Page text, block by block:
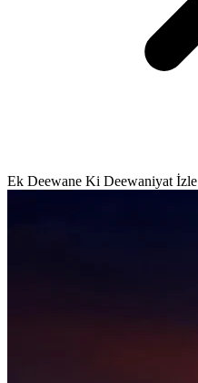
Ek Deewane Ki Deewaniyat İzle